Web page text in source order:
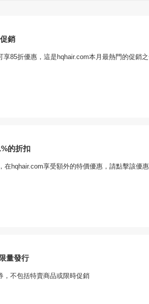
銷
享85折優惠，這是hqhair.com本月最熱門的促銷
的折扣
在hqhair.com享受額外的特價優惠，請點擊該優惠
量發行
，不包括特賣商品或限時促銷